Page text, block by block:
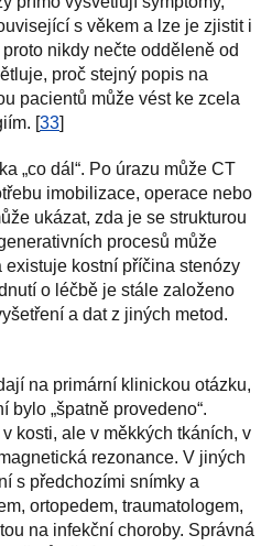
s věkem a lze je zjistit i
nikdy nečte odděleně od
proč stejný popis na
pacientů může vést ke zcela
[33]
„co dál“. Po úrazu může CT
imobilizace, operace nebo
ukázat, zda je se strukturou
procesů může
kostní příčina stenózy
o léčbě je stále založeno
a dat z jiných metod.
na primární klinickou otázku,
bylo „špatně provedeno“.
kosti, ale v měkkých tkáních, v
rezonance. V jiných
s předchozími snímky a
ortopedem, traumatologem,
na infekční choroby. Správná